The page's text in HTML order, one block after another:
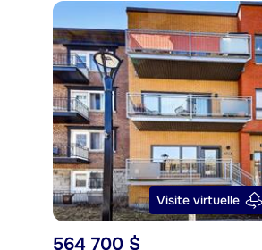
Visite virtuelle
564 700 $